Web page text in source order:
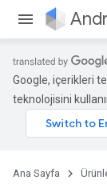
Google, içerikleri
teknolojisini
Ana Sayfa